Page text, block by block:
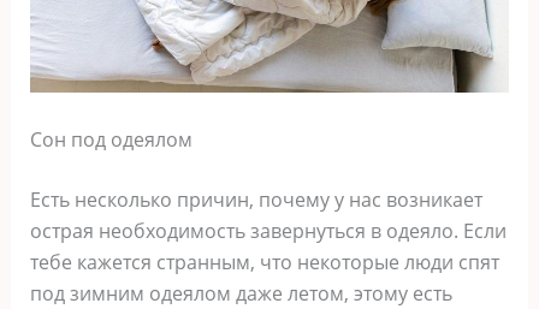
Сон под одеялом
Есть несколько причин, почему у нас возникает
острая необходимость завернуться в одеяло. Если
тебе кажется странным, что некоторые люди спят
под зимним одеялом даже летом, этому есть